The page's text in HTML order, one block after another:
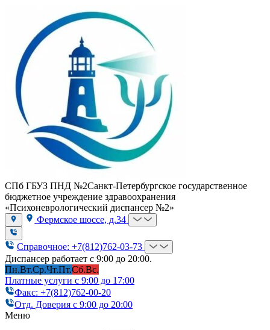
СПб ГБУЗ ПНД №2Санкт-Петербургское государственное
бюджетное учреждение здравоохранения
«Психоневрологический диспансер №2»
Фермское шоссе, д.34
Справочное: +7(812)762-03-73
Диспансер работает с 9:00 до 20:00.
Пн.Вт.Ср.Чт.Пт.Сб.Вс.
Платные услуги с 9:00 до 17:00
Факс: +7(812)762-00-20
Отд. Доверия с 9:00 до 20:00
Меню